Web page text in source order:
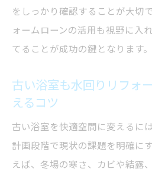
をしっかり確認することが大切
ォームローンの活用も視野に入
てることが成功の鍵となります。
古い浴室も水回りリフォ
えるコツ
古い浴室を快適空間に変えるに
計画段階で現状の課題を明確に
えば、冬場の寒さ、カビや結露